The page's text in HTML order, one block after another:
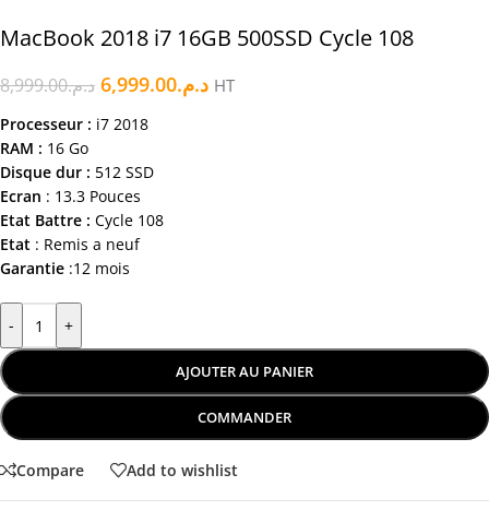
MacBook 2018 i7 16GB 500SSD Cycle 108
د.م.8,999.00 د.م.6,999.00 HT
Processeur : i7 2018
RAM : 16 Go
Disque dur : 512 SSD
Ecran : 13.3 Pouces
Etat Battre : Cycle 108
Etat : Remis a neuf
Garantie :12 mois
- +
AJOUTER AU PANIER
COMMANDER
Compare Add to wishlist